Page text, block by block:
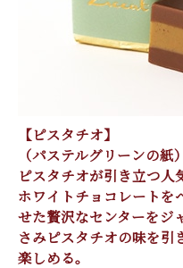
【ピスタチオ】
（パステルグリーンの紙）
ピスタチオが引き立つ人
ホワイトチョコレートを
せた贅沢なセンターをジ
さみピスタチオの味を引
楽しめる。